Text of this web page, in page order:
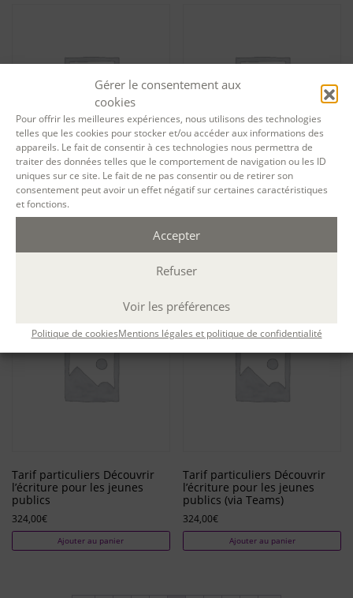
Gérer le consentement aux
cookies
Pour offrir les meilleures expériences, nous utilisons des technologies
telles que les cookies pour stocker et/ou accéder aux informations des
appareils. Le fait de consentir à ces technologies nous permettra de
traiter des données telles que le comportement de navigation ou les ID
uniques sur ce site. Le fait de ne pas consentir ou de retirer son
consentement peut avoir un effet négatif sur certaines caractéristiques
et fonctions.
Accepter
Refuser
Voir les préférences
Politique de cookiesMentions légales et politique de confidentialité
Tarif particuliers Cluedo –
écrire votre polar (via Teams)
– session 10369
Ajouter au panier
Tarif particuliers Découvrir
l’écriture pour les jeunes
297,00
Ajouter au panier
Tarif particuliers Découvrir
l’écriture pour les jeunes
publics
324,00€
Ajouter au panier
Tarif particuliers Découvrir
l’écriture pour les jeunes
publics (via Teams)
324,00€
Ajouter au panier